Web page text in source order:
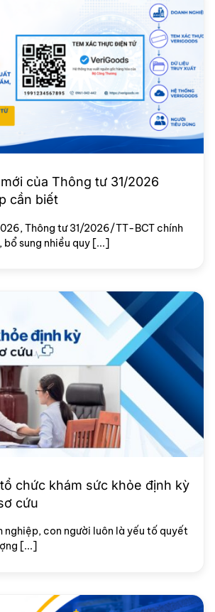
của Thông tư 31/2026
cần biết
Thông tư 31/2026/TT-BCT chính
sung nhiều quy [...]
chức khám sức khỏe định kỳ
cứu
nghiệp, con người luôn là yếu tố quyết
[...]